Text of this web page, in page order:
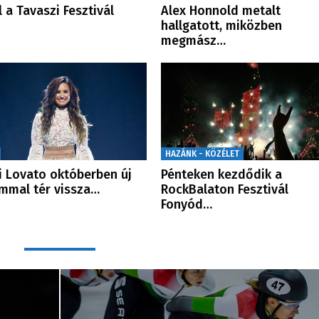
a Tavaszi Fesztivál
Alex Honnold metalt
hallgatott, miközben
megmász…
Lovato októberben új
tér vissza…
HAZÁNK - KÖZÉLET
Pénteken kezdődik a
RockBalaton Fesztivál
Fonyód…